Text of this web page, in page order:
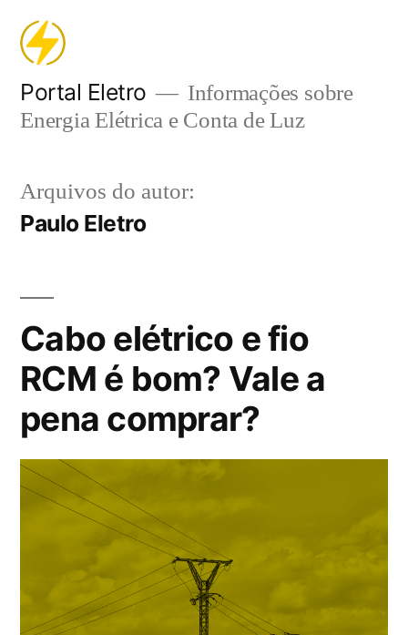
Pular
para
conteúdo
Portal Eletro
Informações sobre
Energia Elétrica e Conta de Luz
Arquivos do autor:
Paulo Eletro
Cabo elétrico e fio
RCM é bom? Vale a
pena comprar?